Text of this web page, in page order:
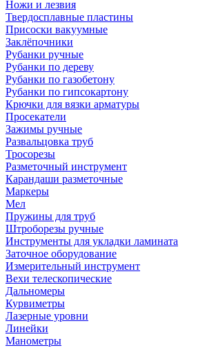
Ножи и лезвия
Твердосплавные пластины
Присоски вакуумные
Заклёпочники
Рубанки ручные
Рубанки по дереву
Рубанки по газобетону
Рубанки по гипсокартону
Крючки для вязки арматуры
Просекатели
Зажимы ручные
Развальцовка труб
Тросорезы
Разметочный инструмент
Карандаши разметочные
Маркеры
Мел
Пружины для труб
Штроборезы ручные
Инструменты для укладки ламината
Заточное оборудование
Измерительный инструмент
Вехи телескопические
Дальномеры
Курвиметры
Лазерные уровни
Линейки
Манометры